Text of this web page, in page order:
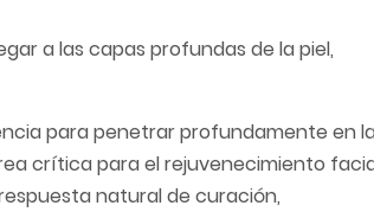
a las capas profundas de la piel,
para penetrar profundamente en
crítica para el rejuvenecimiento
natural de curación,